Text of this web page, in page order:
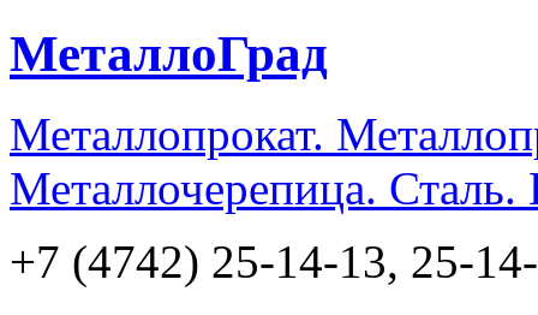
МеталлоГрад
Металлопрокат.
Металлочерепица.
+7 (4742) 25-14-13, 25-